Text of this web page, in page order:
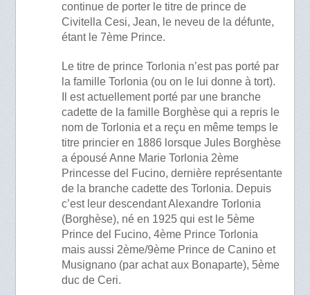
continue de porter le titre de prince de
Civitella Cesi, Jean, le neveu de la défunte,
étant le 7ème Prince.
Le titre de prince Torlonia n’est pas porté par
la famille Torlonia (ou on le lui donne à tort).
Il est actuellement porté par une branche
cadette de la famille Borghèse qui a repris le
nom de Torlonia et a reçu en même temps le
titre princier en 1886 lorsque Jules Borghèse
a épousé Anne Marie Torlonia 2ème
Princesse del Fucino, dernière représentante
de la branche cadette des Torlonia. Depuis
c’est leur descendant Alexandre Torlonia
(Borghèse), né en 1925 qui est le 5ème
Prince del Fucino, 4ème Prince Torlonia
mais aussi 2ème/9ème Prince de Canino et
Musignano (par achat aux Bonaparte), 5ème
duc de Ceri.